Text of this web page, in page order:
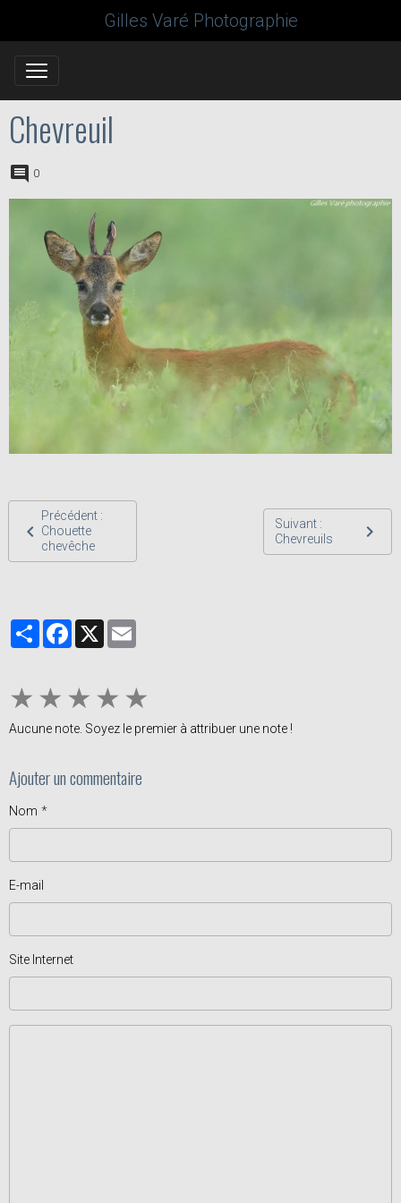
Gilles Varé Photographie
Chevreuil
0
Précédent :
Chouette
chevêche
Suivant :
Chevreuils
PartagerFacebook
★ ★ ★ ★ ★
Aucune note. Soyez le premier à attribuer une note !
Ajouter un commentaire
Nom
E-mail
Site Internet